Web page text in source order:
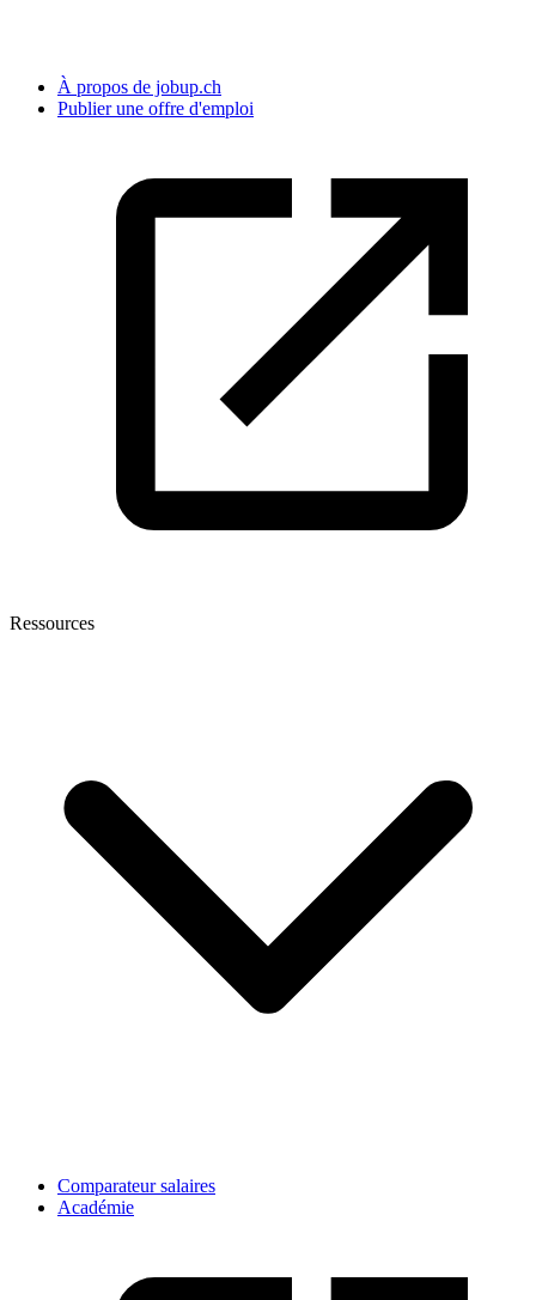
À propos de jobup.ch
Publier une offre d'emploi
Ressources
Comparateur salaires
Académie